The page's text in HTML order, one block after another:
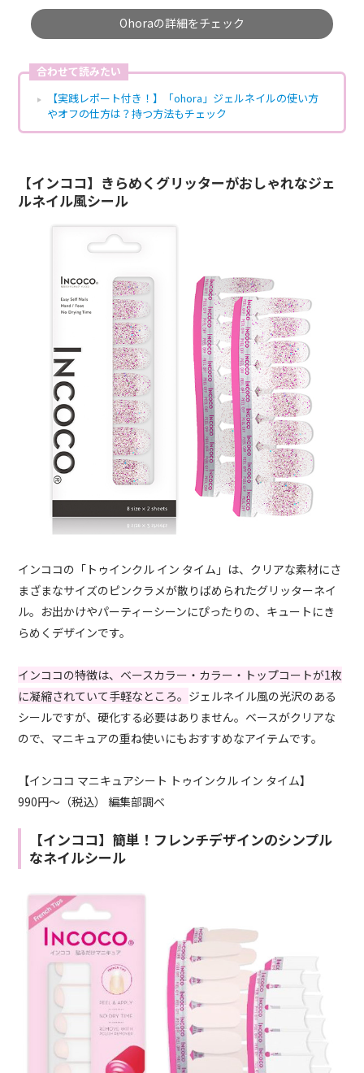
Ohoraの詳細をチェック
合わせて読みたい
【実践レポート付き！】「ohora」ジェルネイルの使い方
やオフの仕方は？持つ方法もチェック
【インココ】きらめくグリッターがおしゃれなジェ
ルネイル風シール
インココの「トゥインクル イン タイム」は、クリアな素材にさ
まざまなサイズのピンクラメが散りばめられたグリッターネイ
ル。お出かけやパーティーシーンにぴったりの、キュートにき
らめくデザインです。
インココの特徴は、ベースカラー・カラー・トップコートが1枚
に凝縮されていて手軽なところ。 ジェルネイル風の光沢のある
シールですが、硬化する必要はありません。ベースがクリアな
ので、マニキュアの重ね使いにもおすすめなアイテムです。
【インココ マニキュアシート トゥインクル イン タイム】
990円～（税込） 編集部調べ
【インココ】簡単！フレンチデザインのシンプル
なネイルシール